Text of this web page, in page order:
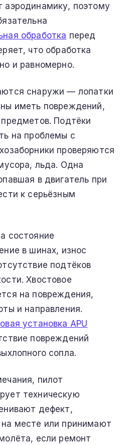
аэродинамику, поэтому
обработка перед
что обработка
и равномерно.
снаружи — лопатки
иметь повреждений,
Подтёки
на проблемы с
проверяются
льда. Одна
в двигатель при
к серьёзным
состояние
в шинах, износ
подтёков
Хвостовое
на повреждения,
и направления.
установка APU
повреждений
сопла.
пилот
техническую
дефект,
месте или принимают
если ремонт